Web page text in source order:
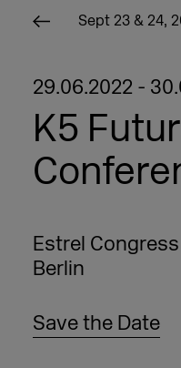
Sept 23 & 24,
29.06.2022 -
K5
Estrel
Berlin
Save the Date